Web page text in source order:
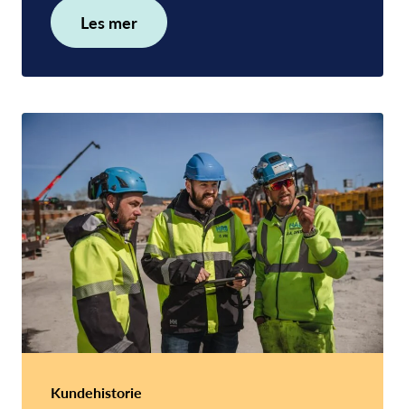
Les mer
Kundehistorie